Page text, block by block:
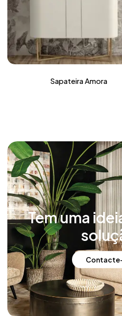
Sapateira Amora
Tem uma